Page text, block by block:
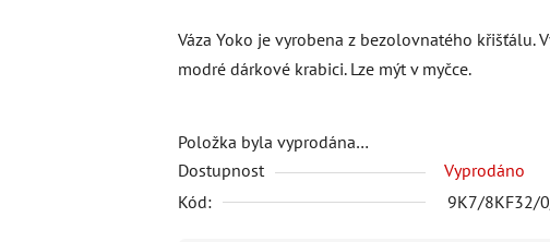
je
5,0
5
hvězdiček.
Váza Yoko je vyrobena z bezolovnatého křišťálu.
modré dárkové krabici. Lze mýt v myčce.
Položka byla vyprodána…
Dostupnost
Vyprodáno
Kód:
9K7/8KF32/